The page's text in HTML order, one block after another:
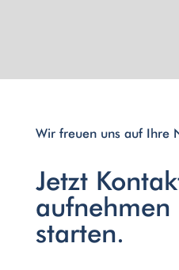
Wir freuen uns auf Ihre
Jetzt
aufnehmen
starten.